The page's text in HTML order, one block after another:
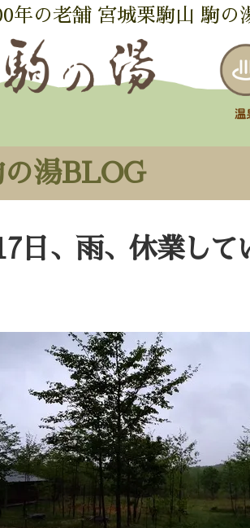
年の老舗 宮城栗駒山 駒の
の湯BLOG
日、雨、休業して